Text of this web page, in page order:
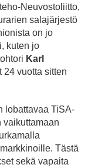
Neuvostoliitto,
salajärjestö
on jo
kuten jo
Karl
24 vuotta sitten
lobattavaa TiSA-
vaikuttamaan
Tästä
sekä vapaita